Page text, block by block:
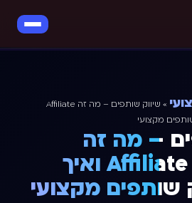
»
שיווק שותפים – מה זה Affiliate
– מה זה
Affiliate Marketing ואיך
שותפים מקצועי